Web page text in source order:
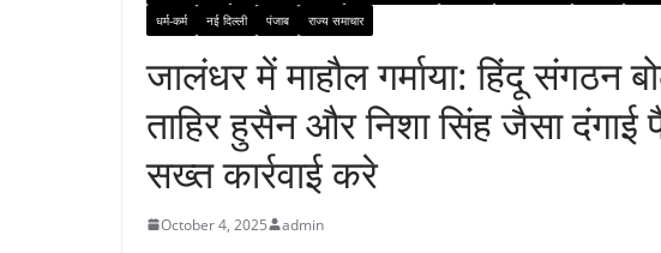
धर्म-कर्म
नई दिल्ली पंजाब राज्य समाचार
जालंधर में माहौल गर्माया: हिंदू संगठन
ताहिर हुसैन और निशा सिंह जैसा दंगाई
सख्त कार्रवाई करे
October 4, 2025 admin